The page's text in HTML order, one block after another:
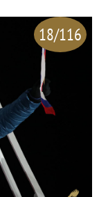
18/116